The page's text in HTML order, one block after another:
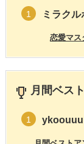
1 ミラクル
恋愛マス
月間ベス
1 ykoouuu